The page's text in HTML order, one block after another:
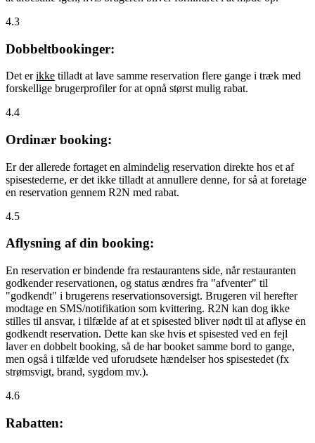
4.3
Dobbeltbookinger:
Det erikke tilladt at lave samme reservation flere gange i træk med
forskellige brugerprofiler for at opnå størst mulig rabat.
4.4
Ordinær booking:
Er der allerede fortaget en almindelig reservation direkte hos et af
spisestederne, er det ikke tilladt at annullere denne, for så at foretage
en reservation gennem R2N med rabat.
4.5
Aflysning af din booking:
En reservation er bindende fra restaurantens side, når restauranten
godkender reservationen, og status ændres fra "afventer" til
"godkendt" i brugerens reservationsoversigt. Brugeren vil herefter
modtage en SMS/notifikation som kvittering. R2N kan dog ikke
stilles til ansvar, i tilfælde af at et spisested bliver nødt til at aflyse en
godkendt reservation. Dette kan ske hvis et spisested ved en fejl
laver en dobbelt booking, så de har booket samme bord to gange,
men også i tilfælde ved uforudsete hændelser hos spisestedet (fx
strømsvigt, brand, sygdom mv.).
4.6
Rabatten: